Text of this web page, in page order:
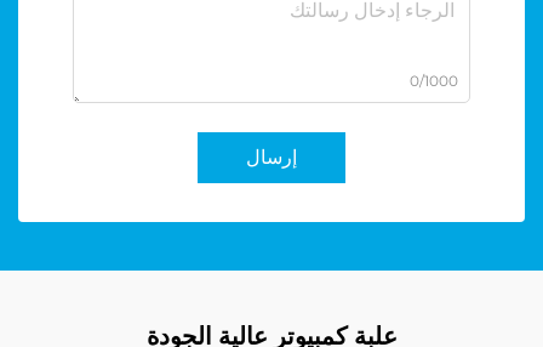
0/1000
إرسال
علبة كمبيوتر عالية الجودة